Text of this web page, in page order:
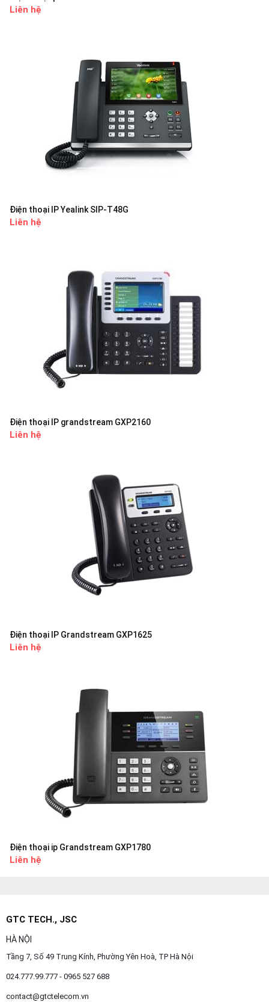
Liên hệ
Điện thoại IP Yealink SIP-T48G
Liên hệ
Điện thoại IP grandstream GXP2160
Liên hệ
Điện thoại IP Grandstream GXP1625
Liên hệ
Điện thoại ip Grandstream GXP1780
Liên hệ
GTC TECH., JSC
HÀ NỘI
Tầng 7, Số 49 Trung Kính, Phường Yên Hoà, TP Hà Nội
024.777.99.777 - 0965 527 688
contact@gtctelecom.vn